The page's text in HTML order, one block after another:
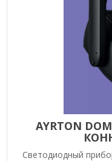
AYRTON
Светодиодный